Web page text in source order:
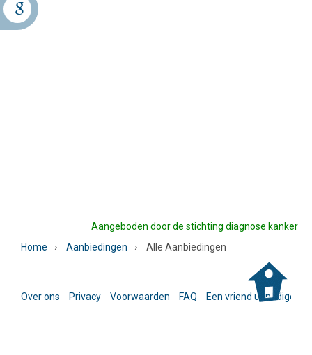
Home › Aanbiedingen › Alle Aanbiedingen
Aangeboden door de stichting diagnose kanker
Over ons Privacy Voorwaarden FAQ Een vriend uitnodigen